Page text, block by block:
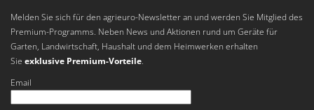
Melden Sie sich für den agrieuro-Newsletter an und werden Sie Mitglied des
Premium-Programms. Neben News und Aktionen rund um Geräte für
Garten, Landwirtschaft, Haushalt und dem Heimwerken erhalten
Sie exklusive Premium-Vorteile.
Email